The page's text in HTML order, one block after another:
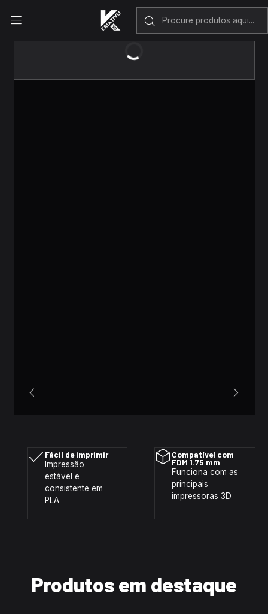
Envio rápido em Portugal Continental
Fácil de imprimir
Impressão
estável e
consistente em
PLA
Compatível com
FDM 1.75 mm
Funciona com as
principais
impressoras 3D
Produtos em destaque